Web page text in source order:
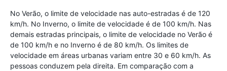
No Verão, o limite de velocidade nas auto-estradas é de 120
km/h. No Inverno, o limite de velocidade é de 100 km/h. Nas
demais estradas principais, o limite de velocidade no Verão é
de 100 km/h e no Inverno é de 80 km/h. Os limites de
velocidade em áreas urbanas variam entre 30 e 60 km/h. As
pessoas conduzem pela direita. Em comparação com a